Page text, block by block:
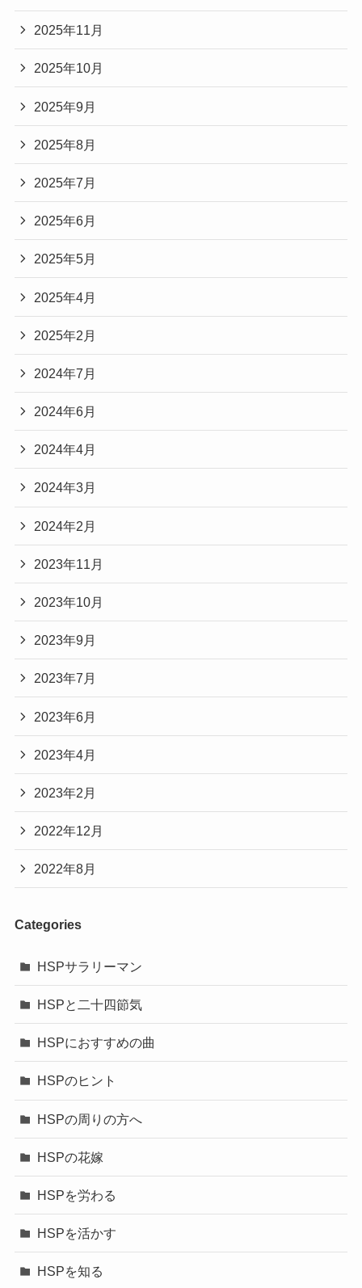
2025年11月
2025年10月
2025年9月
2025年8月
2025年7月
2025年6月
2025年5月
2025年4月
2025年2月
2024年7月
2024年6月
2024年4月
2024年3月
2024年2月
2023年11月
2023年10月
2023年9月
2023年7月
2023年6月
2023年4月
2023年2月
2022年12月
2022年8月
Categories
HSPサラリーマン
HSPと二十四節気
HSPにおすすめの曲
HSPのヒント
HSPの周りの方へ
HSPの花嫁
HSPを労わる
HSPを活かす
HSPを知る